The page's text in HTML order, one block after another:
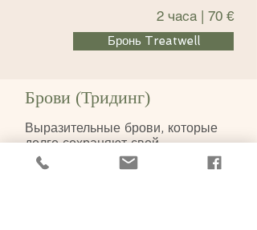
2 часа | 70 €
Бронь Treatwell
Брови (Тридинг)
​Выразительные брови, которые
долго сохраняют свой
естественный вид...